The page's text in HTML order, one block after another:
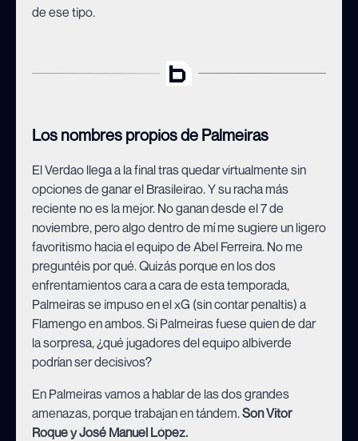
de ese tipo.
Los nombres propios de Palmeiras
El Verdao llega a la final tras quedar virtualmente sin
opciones de ganar el Brasileirao. Y su racha más
reciente no es la mejor. No ganan desde el 7 de
noviembre, pero algo dentro de mí me sugiere un ligero
favoritismo hacia el equipo de Abel Ferreira. No me
preguntéis por qué. Quizás porque en los dos
enfrentamientos cara a cara de esta temporada,
Palmeiras se impuso en el xG (sin contar penaltis) a
Flamengo en ambos. Si Palmeiras fuese quien de dar
la sorpresa, ¿qué jugadores del equipo albiverde
podrían ser decisivos?
En Palmeiras vamos a hablar de las dos grandes
amenazas, porque trabajan en tándem.Son Vitor
Roque y José Manuel López.